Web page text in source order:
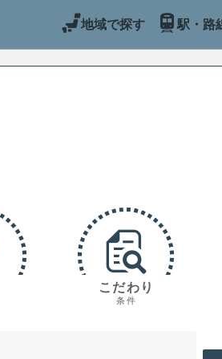
地域で探す 駅・路
こだわり
条件